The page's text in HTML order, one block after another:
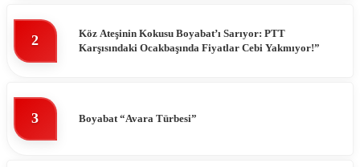
2
Köz Ateşinin Kokusu Boyabat’ı Sarıyor: PTT
Karşısındaki Ocakbaşında Fiyatlar Cebi Yakmıyor!”
3 Boyabat “Avara Türbesi”